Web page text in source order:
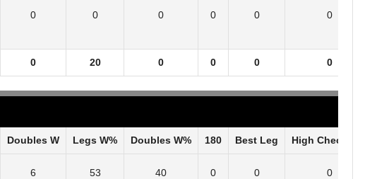
0 0 0 0 0 0
0 20 0 0 0 0
Doubles W Legs W% Doubles W% 180 Best Leg High Check Out
6 53 40 0 0 0